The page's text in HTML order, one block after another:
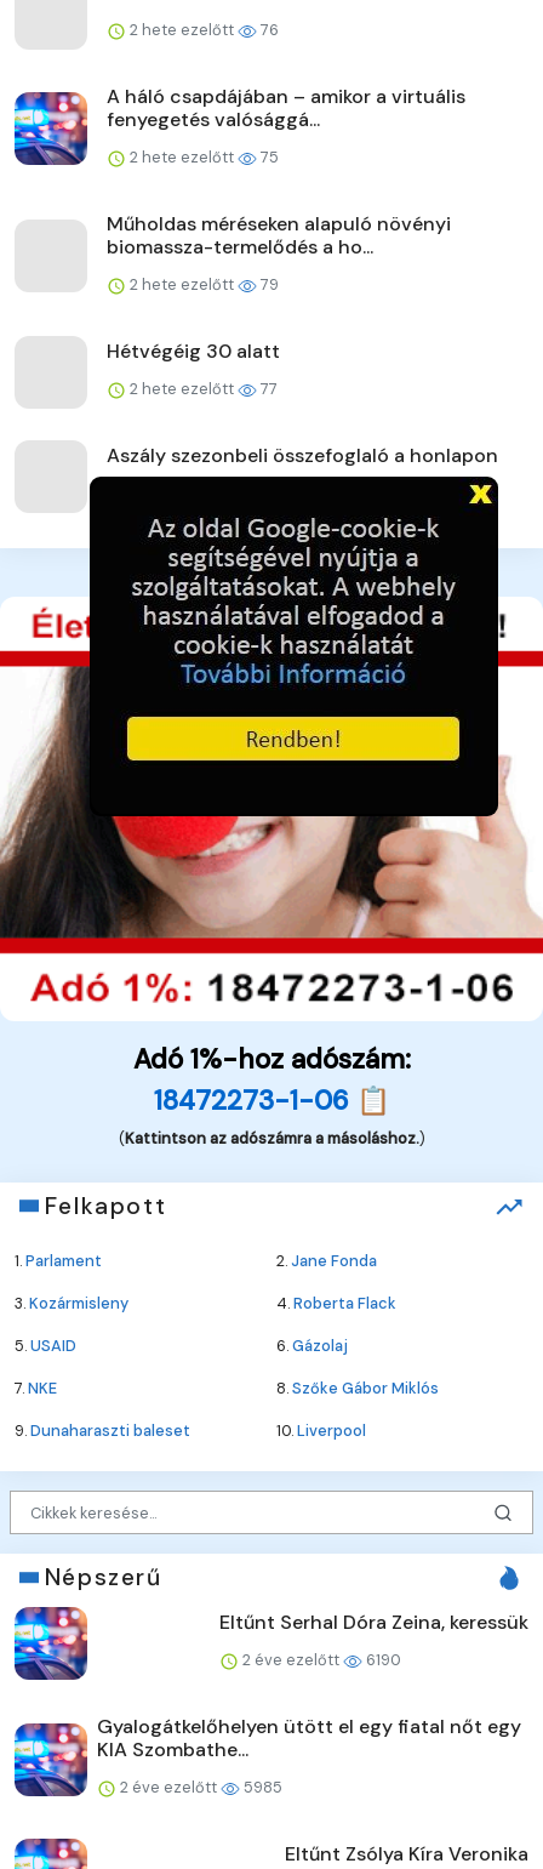
2 hete ezelőtt 76
A háló csapdájában – amikor a virtuális
fenyegetés valósággá...
2 hete ezelőtt 75
Műholdas méréseken alapuló növényi
biomassza-termelődés a ho...
2 hete ezelőtt 79
Hétvégéig 30 alatt
2 hete ezelőtt 77
Aszály szezonbeli összefoglaló a honlapon
Adó 1%-hoz adószám:
18472273-1-06 📋
(Kattintson az adószámra a másoláshoz.)
Felkapott
1.Parlament 2.Jane Fonda
3.Kozármisleny 4.Roberta Flack
5.USAID 6.Gázolaj
7.NKE 8.Szőke Gábor Miklós
9.Dunaharaszti baleset 10.Liverpool
Népszerű
Eltűnt Serhal Dóra Zeina, keressük
2 éve ezelőtt 6190
Gyalogátkelőhelyen ütött el egy fiatal nőt egy
KIA Szombathe...
2 éve ezelőtt 5985
Eltűnt Zsólya Kíra Veronika